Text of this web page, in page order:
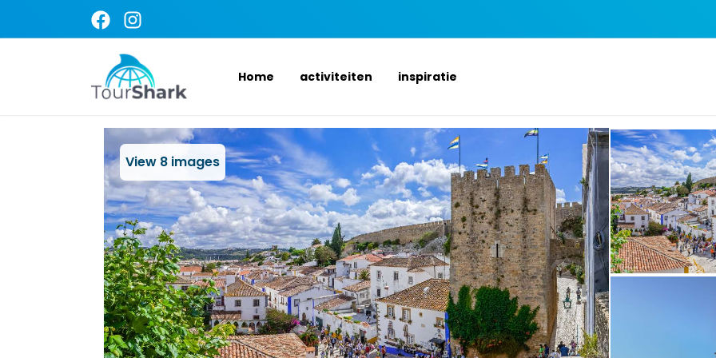
Home activiteiten inspiratie
View 8 images